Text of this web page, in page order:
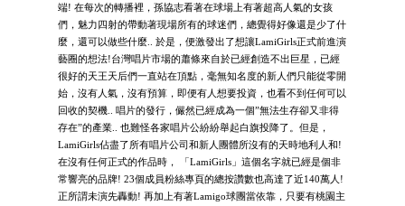
端! 在每次的轉播裡，孫協志看著在球場上有著超高人氣的女孩
們，魅力四射的帶動著現場所有的球迷們，總覺得好像還是少了什
麼，還可以做些什麼.. 於是，便激發出了想讓LamiGirls正式前進演
藝圈的想法!台灣唱片市場的蕭條來自於已經創造不出巨星，已經
很好的天王天后們一直站在頂點，毫無知名度的新人們只能從零開
始，沒有人氣，沒有預算，即便有人想要投資，也看不到任何可以
回收的契機.. 唱片的發行，儼然已經成為一個”無法生存卻又非得
存在”的產業.. 也難怪各家唱片公紛紛舉起白旗投降了。但是，
LamiGirls佔盡了所有唱片公司和新人團體所沒有的天時地利人和!
在沒有任何正式的作品時， 「LamiGirls」這個名字就已經是個非
常響亮的品牌! 23個成員粉絲專頁的總按讚數也高達了近140萬人!
正所謂未演先轟動! 再加上有著Lamigo球團當依靠，只要有桃園主